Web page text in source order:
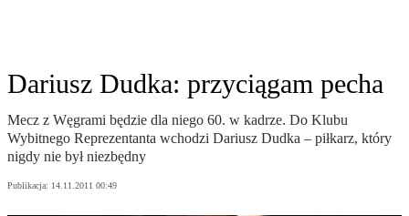
Dariusz Dudka: przyciągam pecha
Mecz z Węgrami będzie dla niego 60. w kadrze. Do Klubu
Wybitnego Reprezentanta wchodzi Dariusz Dudka – piłkarz, który
nigdy nie był niezbędny
Publikacja: 14.11.2011 00:49